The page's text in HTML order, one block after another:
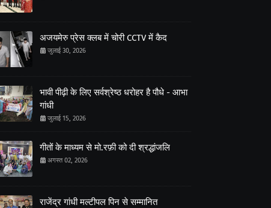
अजयमेरु प्रेस क्लब में चोरी CCTV में कैद
जुलाई 30, 2026
भावी पीढ़ी के लिए सर्वश्रेष्ठ धरोहर है पौधे - आभा
गांधी
जुलाई 15, 2026
गीतों के माध्यम से मो.रफ़ी को दी श्रद्धांजलि
अगस्त 02, 2026
राजेंद्र गांधी मल्टीपल पिन से सम्मानित